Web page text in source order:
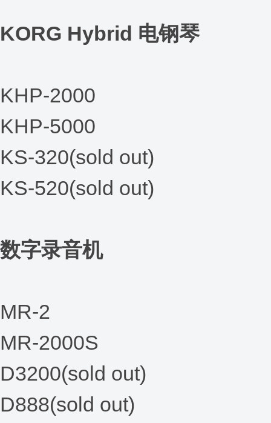
KORG Hybrid 电钢琴
KHP-2000
KHP-5000
KS-320(sold out)
KS-520(sold out)
数字录音机
MR-2
MR-2000S
D3200(sold out)
D888(sold out)